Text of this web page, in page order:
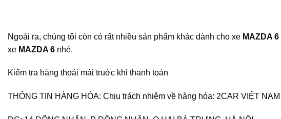
Ngoài ra, chúng tôi còn có rất nhiều sản phẩm khác dành cho xe MAZDA 6
xe MAZDA 6 nhé.
Kiểm tra hàng thoải mái truớc khi thanh toán
THÔNG TIN HÀNG HÓA: Chịu trách nhiệm về hàng hóa: 2CAR VIỆT NAM